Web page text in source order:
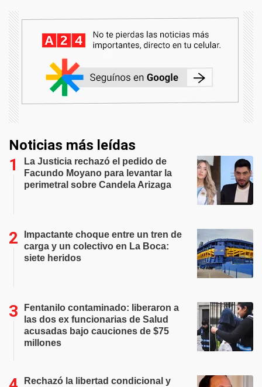
Noticias más leídas
La Justicia rechazó el pedido de
Facundo Moyano para levantar la
perimetral sobre Candela Arizaga
Impactante choque entre un tren de
carga y un colectivo en La Boca:
siete heridos
Fentanilo contaminado: liberaron a
las dos ex funcionarias de Salud
acusadas bajo cauciones de $75
millones
Rechazó la libertad condicional y